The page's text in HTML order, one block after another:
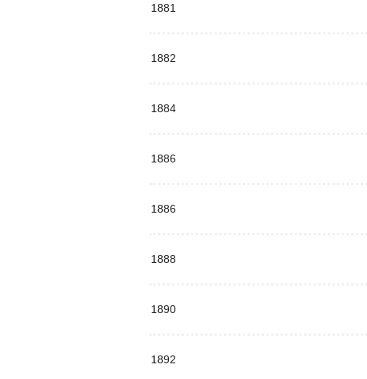
1881
1882
1884
1886
1886
1888
1890
1892